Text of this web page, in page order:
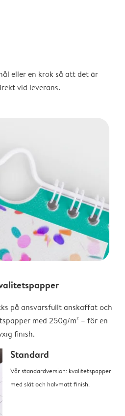
eller en krok så att det är
vid leverans.
på ansvarsfullt anskaffat och
med 250g/m² – för en
finish.
Standard
Vår standardversion: kvalitetspapper
med slät och halvmatt finish.